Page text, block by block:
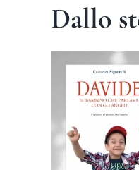
Dallo